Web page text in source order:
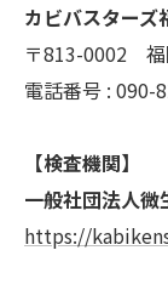
カビバスターズ
〒813-0002 福
電話番号 : 090-
【検査機関】
一般社団法人微
https://